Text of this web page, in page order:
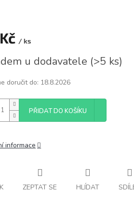
/ ks
u dodavatele (>5 ks)
doručit do: 18.8.2026
PŘIDAT DO KOŠÍKU
informace
ZEPTAT SE HLÍDAT